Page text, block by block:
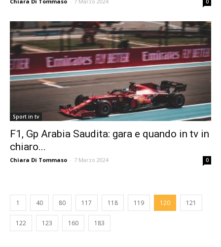
0
Sport in tv
F1, Gp Arabia Saudita: gara e quando in tv in
chiaro...
Chiara Di Tommaso - 7 Marzo 2024 0
1 40 80 117 118 119 120 121
122 123 160 183